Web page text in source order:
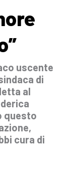
uscente
di
al
questo
cura di